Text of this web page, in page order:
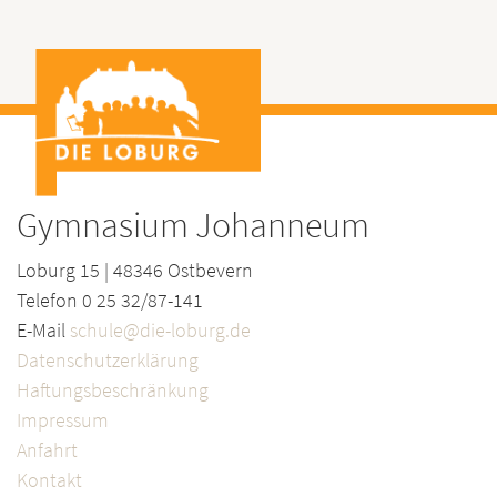
Gymnasium Johanneum
Loburg 15 | 48346 Ostbevern
Telefon 0 25 32/87-141
E-Mail schule@die-loburg.de
Datenschutzerklärung
Haftungsbeschränkung
Impressum
Anfahrt
Kontakt